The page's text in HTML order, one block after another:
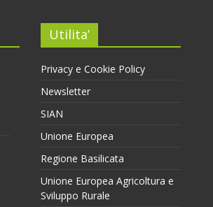
Utilita’
Privacy e Cookie Policy
Newsletter
SIAN
Unione Europea
Regione Basilicata
Unione Europea Agricoltura e
Sviluppo Rurale